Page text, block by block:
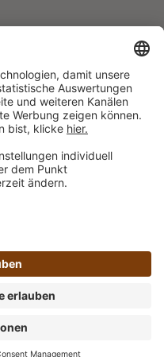
zzgl.
Datenschutz